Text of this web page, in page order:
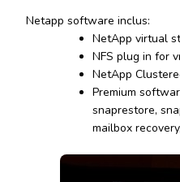
Netapp software inclus:
NetApp virtual
NFS plug in for
NetApp
Premium
snaprestore,
mailbox